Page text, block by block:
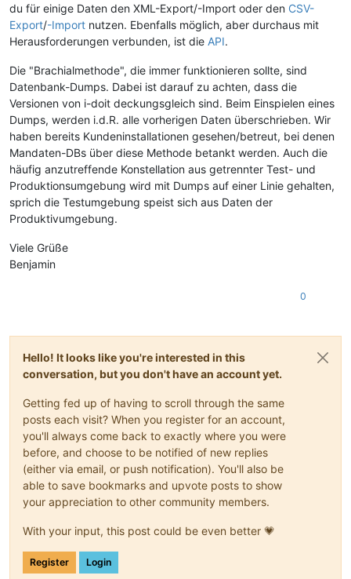
du für einige Daten den XML-Export/-Import oder den CSV-
Export/-Import nutzen. Ebenfalls möglich, aber durchaus mit
Herausforderungen verbunden, ist die API.
Die "Brachialmethode", die immer funktionieren sollte, sind
Datenbank-Dumps. Dabei ist darauf zu achten, dass die
Versionen von i-doit deckungsgleich sind. Beim Einspielen eines
Dumps, werden i.d.R. alle vorherigen Daten überschrieben. Wir
haben bereits Kundeninstallationen gesehen/betreut, bei denen
Mandaten-DBs über diese Methode betankt werden. Auch die
häufig anzutreffende Konstellation aus getrennter Test- und
Produktionsumgebung wird mit Dumps auf einer Linie gehalten,
sprich die Testumgebung speist sich aus Daten der
Produktivumgebung.
Viele Grüße
Benjamin
0
Hello! It looks like you're interested in this
conversation, but you don't have an account yet.
Getting fed up of having to scroll through the same
posts each visit? When you register for an account,
you'll always come back to exactly where you were
before, and choose to be notified of new replies
(either via email, or push notification). You'll also be
able to save bookmarks and upvote posts to show
your appreciation to other community members.
With your input, this post could be even better 💗
Register Login